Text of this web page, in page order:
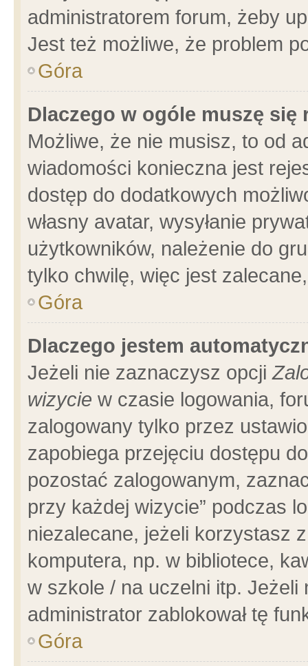
administratorem forum, żeby
Jest też możliwe, że problem
Góra
Dlaczego w ogóle muszę się
Możliwe, że nie musisz, to od
wiadomości konieczna jest
dostęp do dodatkowych
własny avatar, wysyłanie
użytkowników, należenie do
tylko chwilę, więc jest
Góra
Dlaczego jestem
Jeżeli nie zaznaczysz opcji
wizycie w czasie logowania,
zalogowany tylko przez
zapobiega przejęciu dostępu
pozostać zalogowanym,
przy każdej wizycie” podczas
niezalecane, jeżeli korzystasz
komputera, np. w bibliotece,
w szkole / na uczelni itp.
administrator zablokował tę
Góra